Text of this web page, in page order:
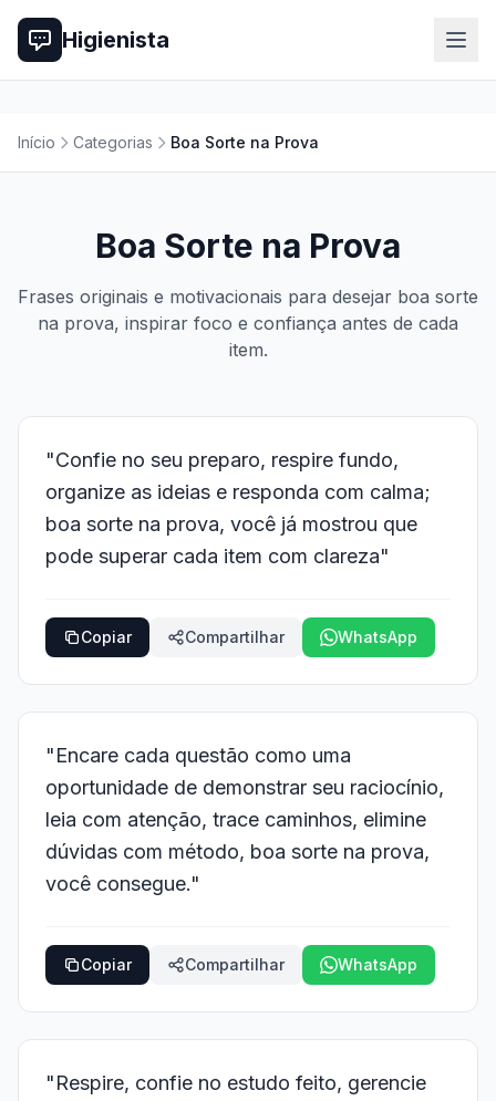
Higienista
Início Categorias Boa Sorte na Prova
Boa Sorte na Prova
Frases originais e motivacionais para desejar boa sorte
na prova, inspirar foco e confiança antes de cada
item.
"Confie no seu preparo, respire fundo,
organize as ideias e responda com calma;
boa sorte na prova, você já mostrou que
pode superar cada item com clareza"
Copiar Compartilhar WhatsApp
"Encare cada questão como uma
oportunidade de demonstrar seu raciocínio,
leia com atenção, trace caminhos, elimine
dúvidas com método, boa sorte na prova,
você consegue."
Copiar Compartilhar WhatsApp
"Respire, confie no estudo feito, gerencie